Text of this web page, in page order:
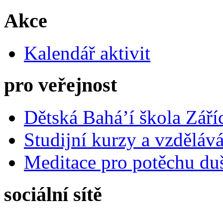
Akce
Kalendář aktivit
pro veřejnost
Dětská Bahá’í škola
Studijní kurzy a
Meditace pro potěchu
sociální sítě